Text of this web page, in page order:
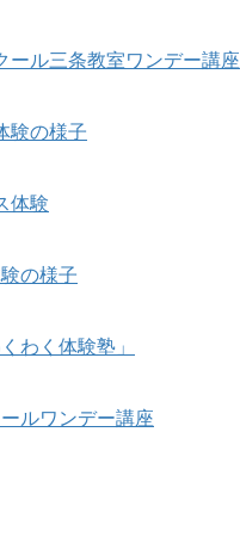
ール三条教室ワンデー講座
験の様子
体験
の様子
わく体験塾」
ルワンデー講座